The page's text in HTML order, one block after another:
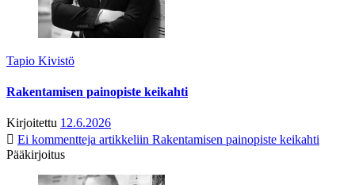
Tapio Kivistö
Rakentamisen painopiste keikahti
Kirjoitettu 12.6.2026
Ei kommentteja artikkeliin Rakentamisen painopiste keikahti
Pääkirjoitus